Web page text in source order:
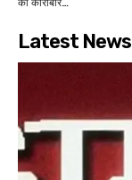
Latest News